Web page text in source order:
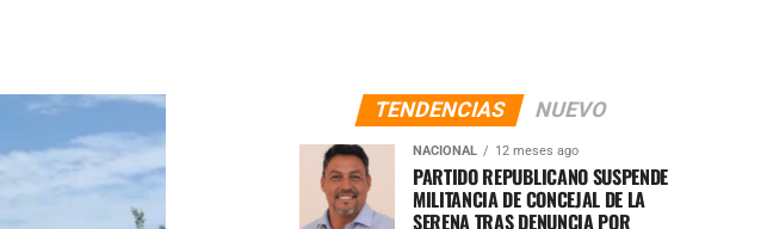
TENDENCIAS NUEVO
NACIONAL 12 meses ago
PARTIDO REPUBLICANO SUSPENDE
MILITANCIA DE CONCEJAL DE LA
SERENA TRAS DENUNCIA POR